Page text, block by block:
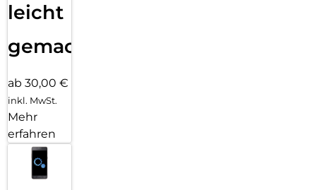
leicht
gemacht!
ab 30,00 €
inkl. MwSt.
Mehr
erfahren